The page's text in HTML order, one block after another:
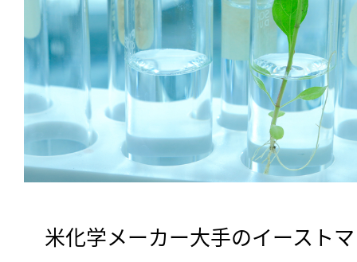
米化学メーカー大手のイースト